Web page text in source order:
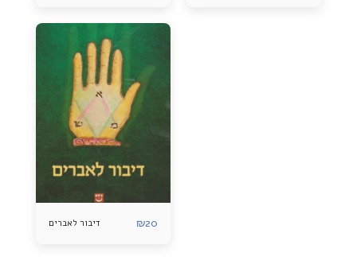
דיבור לאברים ₪20